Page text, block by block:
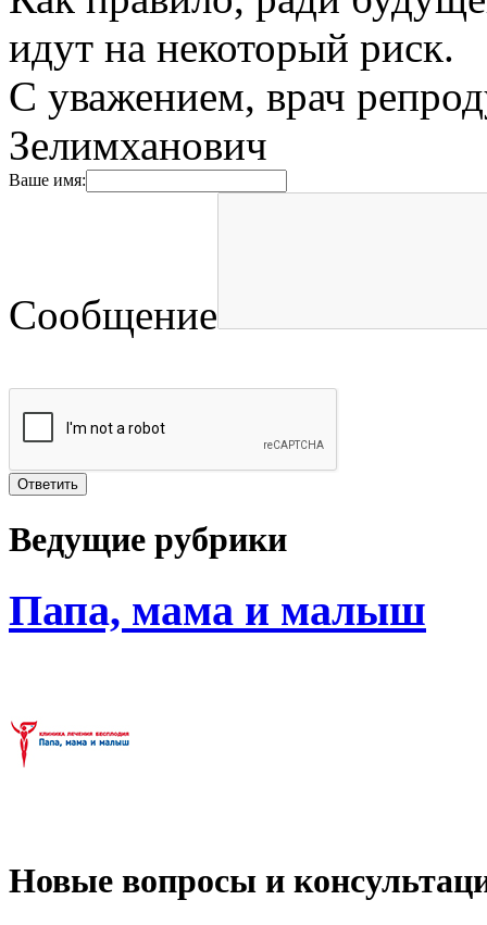
идут на некоторый риск.
С уважением, врач
Зелимханович
Ваше имя:
Сообщение
Ведущие рубрики
Папа, мама и малыш
Новые вопросы и